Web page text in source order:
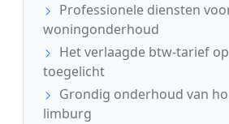
Professionele diensten
woningonderhoud
Het verlaagde btw-tarief
toegelicht
Grondig onderhoud van
limburg